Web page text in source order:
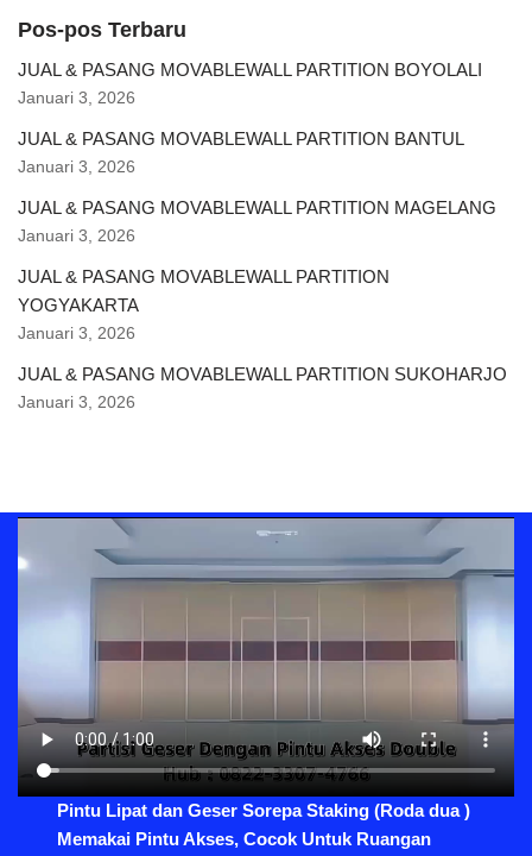
Pos-pos Terbaru
JUAL & PASANG MOVABLEWALL PARTITION BOYOLALI
Januari 3, 2026
JUAL & PASANG MOVABLEWALL PARTITION BANTUL
Januari 3, 2026
JUAL & PASANG MOVABLEWALL PARTITION MAGELANG
Januari 3, 2026
JUAL & PASANG MOVABLEWALL PARTITION
YOGYAKARTA
Januari 3, 2026
JUAL & PASANG MOVABLEWALL PARTITION SUKOHARJO
Januari 3, 2026
Pintu Lipat dan Geser Sorepa Staking (Roda dua )
Memakai Pintu Akses, Cocok Untuk Ruangan